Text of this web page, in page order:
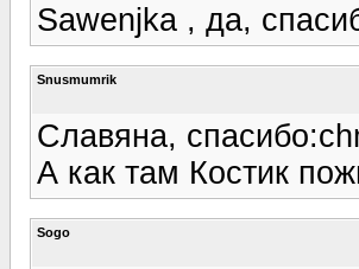
Sawenjka , да,
Snusmumrik
Славяна,
А как там Костик
Sogo